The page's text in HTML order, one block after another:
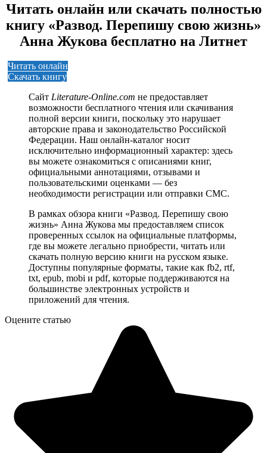
Читать онлайн или скачать полностью
книгу «Развод. Перепишу свою жизнь»
Анна Жукова бесплатно на Литнет
Читать онлайн
Скачать книгу
Сайт Literature-Online.com не предоставляет
возможности бесплатного чтения или скачивания
полной версии книги, поскольку это нарушает
авторские права и законодательство Российской
Федерации. Наш онлайн-каталог носит
исключительно информационный характер: здесь
вы можете ознакомиться с описаниями книг,
официальными аннотациями, отзывами и
пользовательскими оценками — без
необходимости регистрации или отправки СМС.
В рамках обзора книги «Развод. Перепишу свою
жизнь» Анна Жукова мы предоставляем список
проверенных ссылок на официальные платформы,
где вы можете легально приобрести, читать или
скачать полную версию книги на русском языке.
Доступны популярные форматы, такие как fb2, rtf,
txt, epub, mobi и pdf, которые поддерживаются на
большинстве электронных устройств и
приложений для чтения.
Оцените статью